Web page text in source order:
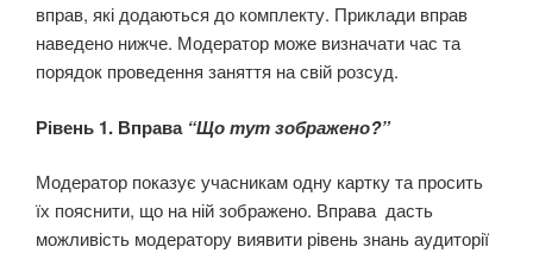
вправ, які додаються до комплекту. Приклади вправ
наведено нижче. Модератор може визначати час та
порядок проведення заняття на свій розсуд.
Рівень 1. Вправа“Що тут зображено?”
Модератор показує учасникам одну картку та просить
їх пояснити, що на ній зображено. Вправа дасть
можливість модератору виявити рівень знань аудиторії